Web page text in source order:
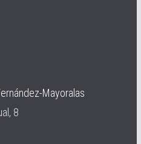
Mayoralas
8